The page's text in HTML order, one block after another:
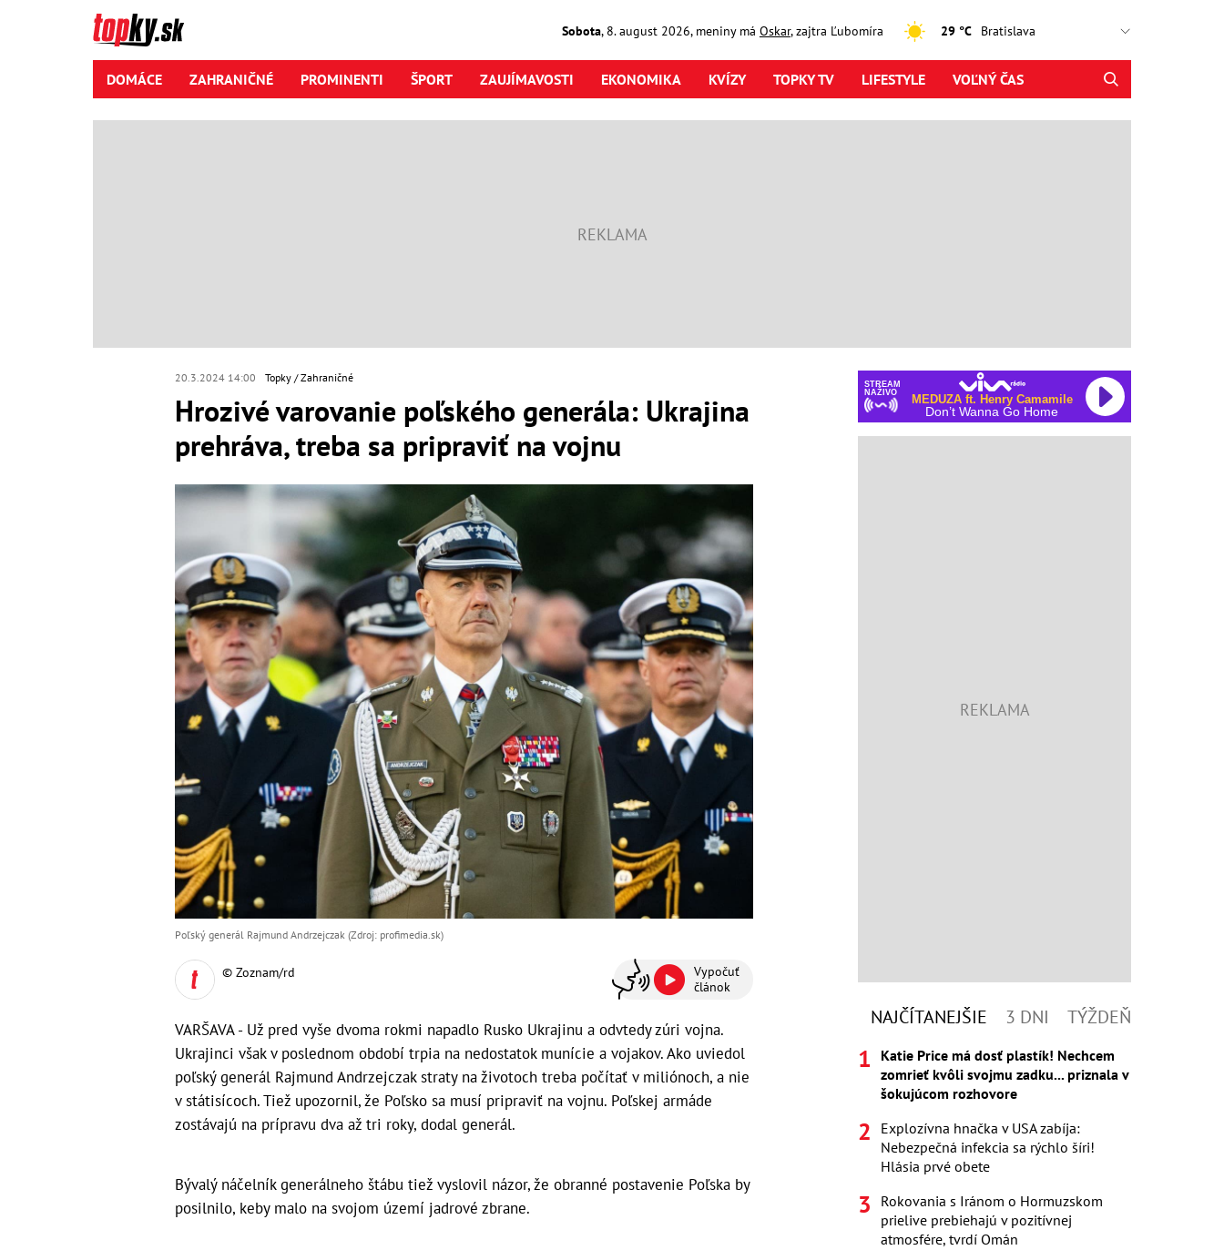
Sobota, 8. august2026, meniny má Oskar, zajtra Ľubomíra 29 °C
DOMÁCE ZAHRANIČNÉ PROMINENTI ŠPORT ZAUJÍMAVOSTI EKONOMIKA KVÍZY TOPKY TV LIFESTYLE VOĽNÝ ČAS
20.3.2024 14:00 Topky Zahraničné
Hrozivé varovanie poľského generála: Ukrajina
prehráva, treba sa pripraviť na vojnu
Poľský generál Rajmund Andrzejczak (Zdroj: profimedia.sk)
© Zoznam/rd
Vypočuť
článok
VARŠAVA - Už pred vyše dvoma rokmi napadlo Rusko Ukrajinu a odvtedy zúri vojna.
Ukrajinci však v poslednom období trpia na nedostatok munície a vojakov. Ako uviedol
poľský generál Rajmund Andrzejczak straty na životoch treba počítať v miliónoch, a nie
v státisícoch. Tiež upozornil, že Poľsko sa musí pripraviť na vojnu. Poľskej armáde
zostávajú na prípravu dva až tri roky, dodal generál.
Bývalý náčelník generálneho štábu tiež vyslovil názor, že obranné postavenie Poľska by
posilnilo, keby malo na svojom území jadrové zbrane.
STREAM
NAŽIVO
MEDUZA ft. Henry Camamile
Don’t Wanna Go Home
NAJČÍTANEJŠIE 3 DNI TÝŽDEŇ
Katie Price má dosť plastík! Nechcem
zomrieť kvôli svojmu zadku... priznala v
šokujúcom rozhovore
Explozívna hnačka v USA zabíja:
Nebezpečná infekcia sa rýchlo šíri!
Hlásia prvé obete
Rokovania s Iránom o Hormuzskom
prielive prebiehajú v pozitívnej
atmosfére, tvrdí Omán